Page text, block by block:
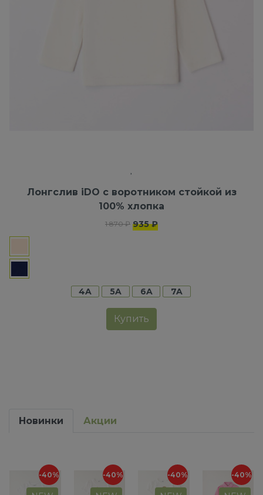
Лонгслив iDO с воротником стойкой из
100% хлопка
1 870 ₽ 935 ₽
4A 5A 6A 7A
Купить
Новинки Акции
-40% -40% -40% -40%